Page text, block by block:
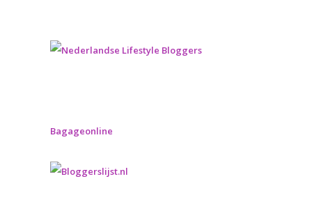
Bagageonline